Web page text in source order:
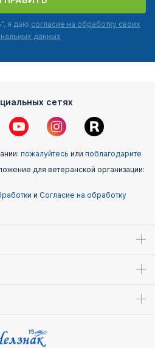
я даю согласие на обработку своих
данных
сетях
пожалуйтесь или поблагодарите
для ветеранской организации:
и Согласие на обработку